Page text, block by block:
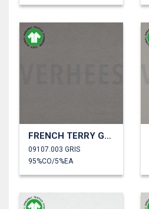
FRENCH TERRY GOTS
09107.003 GRIS
95%CO/5%EA